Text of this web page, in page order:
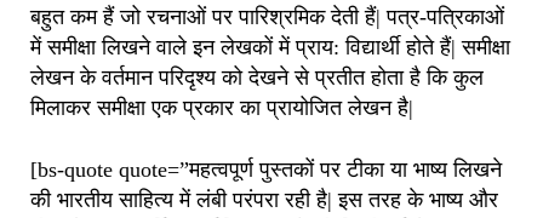
बहुत कम हैं जो रचनाओं पर पारिश्रमिक देती हैं| पत्र-पत्रिकाओं
में समीक्षा लिखने वाले इन लेखकों में प्राय: विद्यार्थी होते हैं| समीक्षा
लेखन के वर्तमान परिदृश्य को देखने से प्रतीत होता है कि कुल
मिलाकर समीक्षा एक प्रकार का प्रायोजित लेखन है|
[bs-quote quote=”महत्वपूर्ण पुस्तकों पर टीका या भाष्य लिखने
की भारतीय साहित्य में लंबी परंपरा रही है| इस तरह के भाष्य और